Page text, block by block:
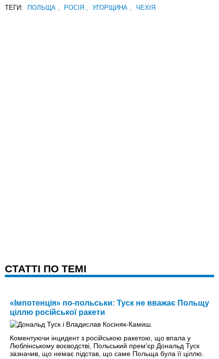
ТЕГИ: ПОЛЬЩА , РОСІЯ , УГОРЩИНА , ЧЕХІЯ
CТАТТІ ПО ТЕМІ
«Імпотенція» по-польськи: Туск не вважає Польщу
ціллю російської ракети
Коментуючи інцидент з російською ракетою, що впала у
Люблінському воєводстві, Польський прем'єр Дональд Туск
зазначив, що немає підстав, що саме Польща була її ціллю.